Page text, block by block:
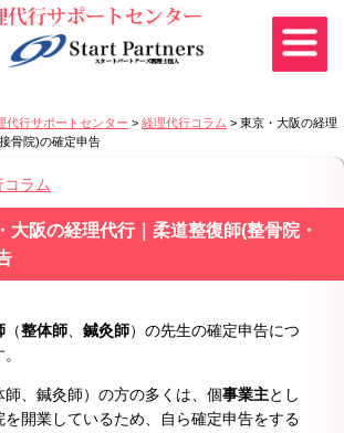
代行サポートセンター > 経理代行コラム > 東京・大阪の経理
骨院)の確定申告
コラム
大阪の経理代行｜柔道整復師(整骨院・
（整体師、 鍼灸師） の先生の確定申告につ
、鍼灸師）の方の多くは、個事業主とし
開業しているため、自ら確定申告をする